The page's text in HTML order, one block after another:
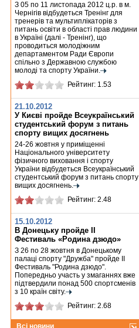
З 05 по 11 листопада 2012 ц.р. в м.
Чернігів відбудеться Тренінг для
тренерів та мультиплікаторів з
питань освіти в області прав людини
в Україні (далі - Тренінг), що
проводиться молодіжним
департаментом Ради Європи
спільно з Державною службою
молоді та спорту України.
Рейтинг: 1.53
21.10.2012
У Києві пройде Всеукраїнський
студентський форум з питань
спорту вищих досягнень
24-26 жовтня у приміщенні
Національного університету
фізичного виховання і спорту
України відбудеться Всеукраїнський
студентський форум з питань спорту
вищих досягнень.
Рейтинг: 2.48
15.10.2012
В Донецьку пройде ІІ
Фестиваль «Родина дзюдо»
З 26 по 28 жовтня в Донецькому
палаці спорту "Дружба" пройде ІІ
Фестиваль "Родина дзюдо".
Попередньо участь у змаганнях вже
підтвердили понад 500 спортсменів
з 10 країн світу.
Рейтинг: 2.68
Всі новини